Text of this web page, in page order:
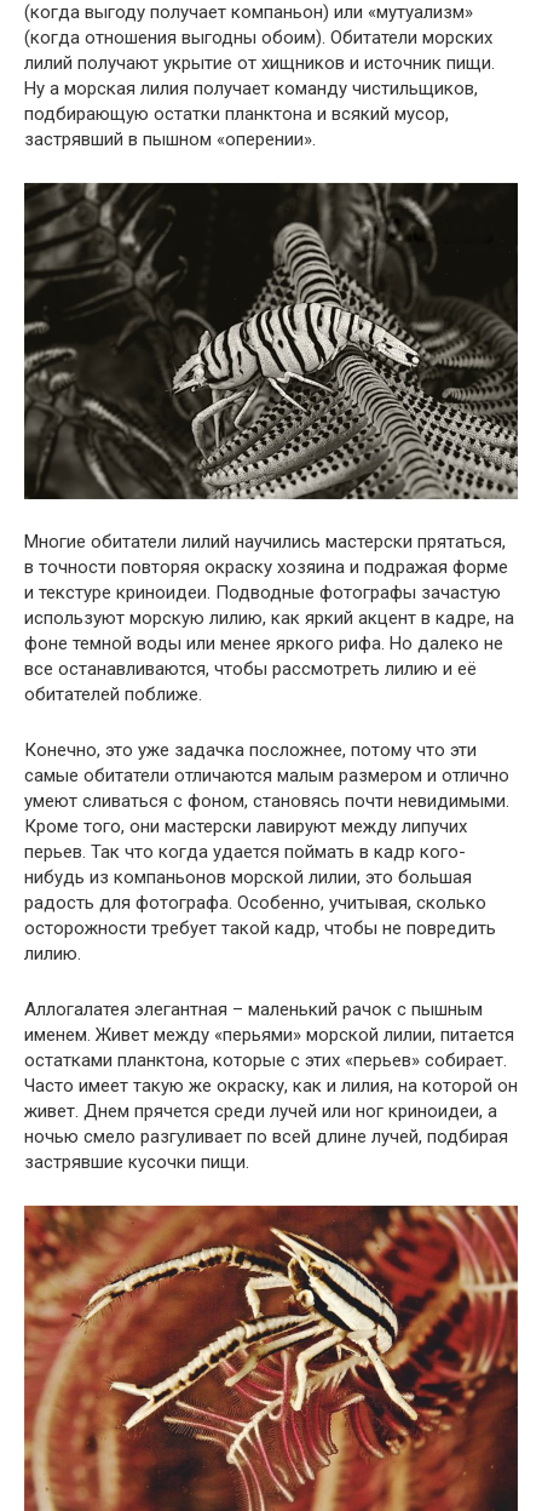
(когда выгоду получает компаньон) или «мутуализм»
(когда отношения выгодны обоим). Обитатели морских
лилий получают укрытие от хищников и источник пищи.
Ну а морская лилия получает команду чистильщиков,
подбирающую остатки планктона и всякий мусор,
застрявший в пышном «оперении».
Многие обитатели лилий научились мастерски прятаться,
в точности повторяя окраску хозяина и подражая форме
и текстуре криноидеи. Подводные фотографы зачастую
используют морскую лилию, как яркий акцент в кадре, на
фоне темной воды или менее яркого рифа. Но далеко не
все останавливаются, чтобы рассмотреть лилию и её
обитателей поближе.
Конечно, это уже задачка посложнее, потому что эти
самые обитатели отличаются малым размером и отлично
умеют сливаться с фоном, становясь почти невидимыми.
Кроме того, они мастерски лавируют между липучих
перьев. Так что когда удается поймать в кадр кого-
нибудь из компаньонов морской лилии, это большая
радость для фотографа. Особенно, учитывая, сколько
осторожности требует такой кадр, чтобы не повредить
лилию.
Аллогалатея элегантная – маленький рачок с пышным
именем. Живет между «перьями» морской лилии, питается
остатками планктона, которые с этих «перьев» собирает.
Часто имеет такую же окраску, как и лилия, на которой он
живет. Днем прячется среди лучей или ног криноидеи, а
ночью смело разгуливает по всей длине лучей, подбирая
застрявшие кусочки пищи.